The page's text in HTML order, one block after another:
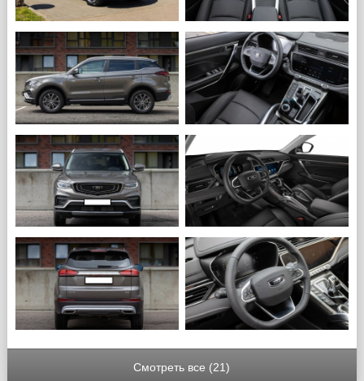
Смотреть все (21)